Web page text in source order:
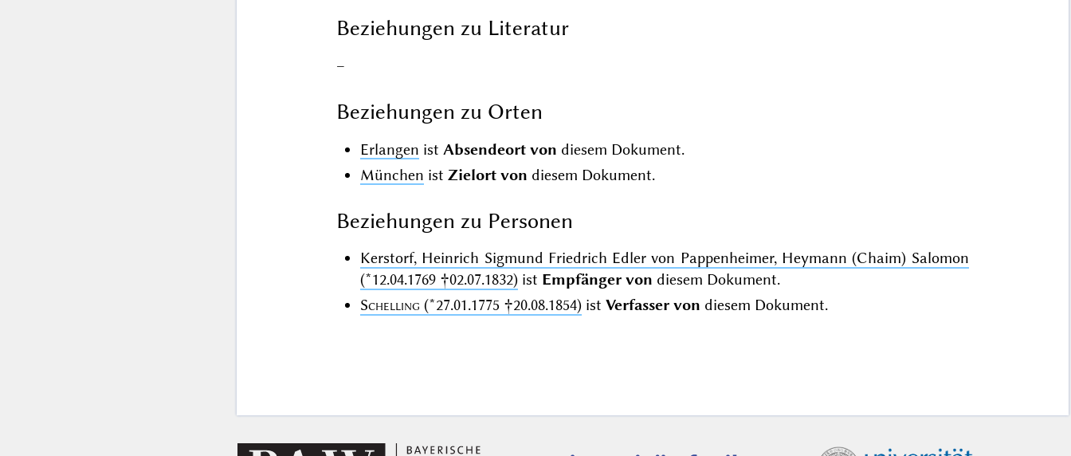
Beziehungen zu Literatur
–
Beziehungen zu Orten
Erlangen ist Absendeort von diesem Dokument.
München ist Zielort von diesem Dokument.
Beziehungen zu Personen
Kerstorf, Heinrich Sigmund Friedrich Edler von Pappenheimer, Heymann (Chaim) Salomon
(*12.04.1769 †02.07.1832)ist Empfänger von diesem Dokument.
Schelling (*27.01.1775 †20.08.1854)ist Verfasser von diesem Dokument.